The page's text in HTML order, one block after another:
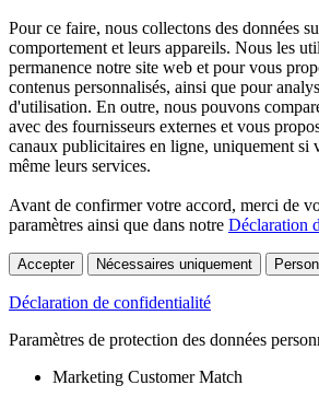
Pour ce faire, nous collectons des données
comportement et leurs appareils. Nous les
permanence notre site web et pour vous
contenus personnalisés, ainsi que pour
d'utilisation. En outre, nous pouvons
avec des fournisseurs externes et vous
canaux publicitaires en ligne, uniquement si
même leurs services.
Avant de confirmer votre accord, merci de
paramètres ainsi que dans notre Déclaration
Accepter Nécessaires uniquement
Déclaration de confidentialité
Paramètres de protection des données
Marketing Customer Match